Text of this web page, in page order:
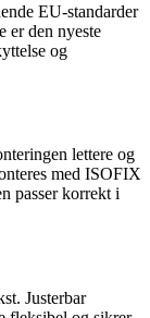
EU-standarder
er den nyeste
og
lettere og
med ISOFIX
passer korrekt i
Justerbar